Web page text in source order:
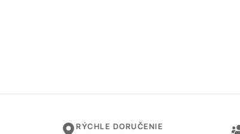
RÝCHLE DORUČENIE